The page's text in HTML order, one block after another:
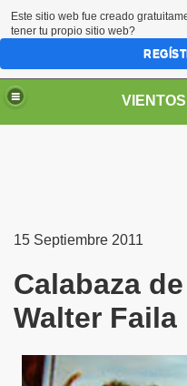
15 Septiembre 2011
Calabaza de
Walter Faila
-EDUCACIÓN -
Este sitio web fue creado
tener tu propio sitio web?